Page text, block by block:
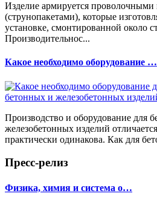
Изделие армируется проволочными
(струнопакетами), которые
установке, смонтированной около
Производительнос...
Какое необходимо оборудование …
Производство и оборудование для
железобетонных изделий
практически одинакова. Как для
Пресс-релиз
Физика, химия и система о…